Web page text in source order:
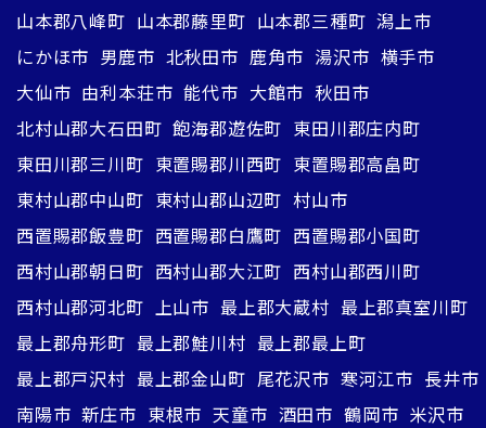
山本郡八峰町 山本郡藤里町 山本郡三種町 潟上市
にかほ市 男鹿市 北秋田市 鹿角市 湯沢市 横手市
大仙市 由利本荘市 能代市 大館市 秋田市
北村山郡大石田町 飽海郡遊佐町 東田川郡庄内町
東田川郡三川町 東置賜郡川西町 東置賜郡高畠町
東村山郡中山町 東村山郡山辺町 村山市
西置賜郡飯豊町 西置賜郡白鷹町 西置賜郡小国町
西村山郡朝日町 西村山郡大江町 西村山郡西川町
西村山郡河北町 上山市 最上郡大蔵村 最上郡真室川町
最上郡舟形町 最上郡鮭川村 最上郡最上町
最上郡戸沢村 最上郡金山町 尾花沢市 寒河江市 長井市
南陽市 新庄市 東根市 天童市 酒田市 鶴岡市 米沢市